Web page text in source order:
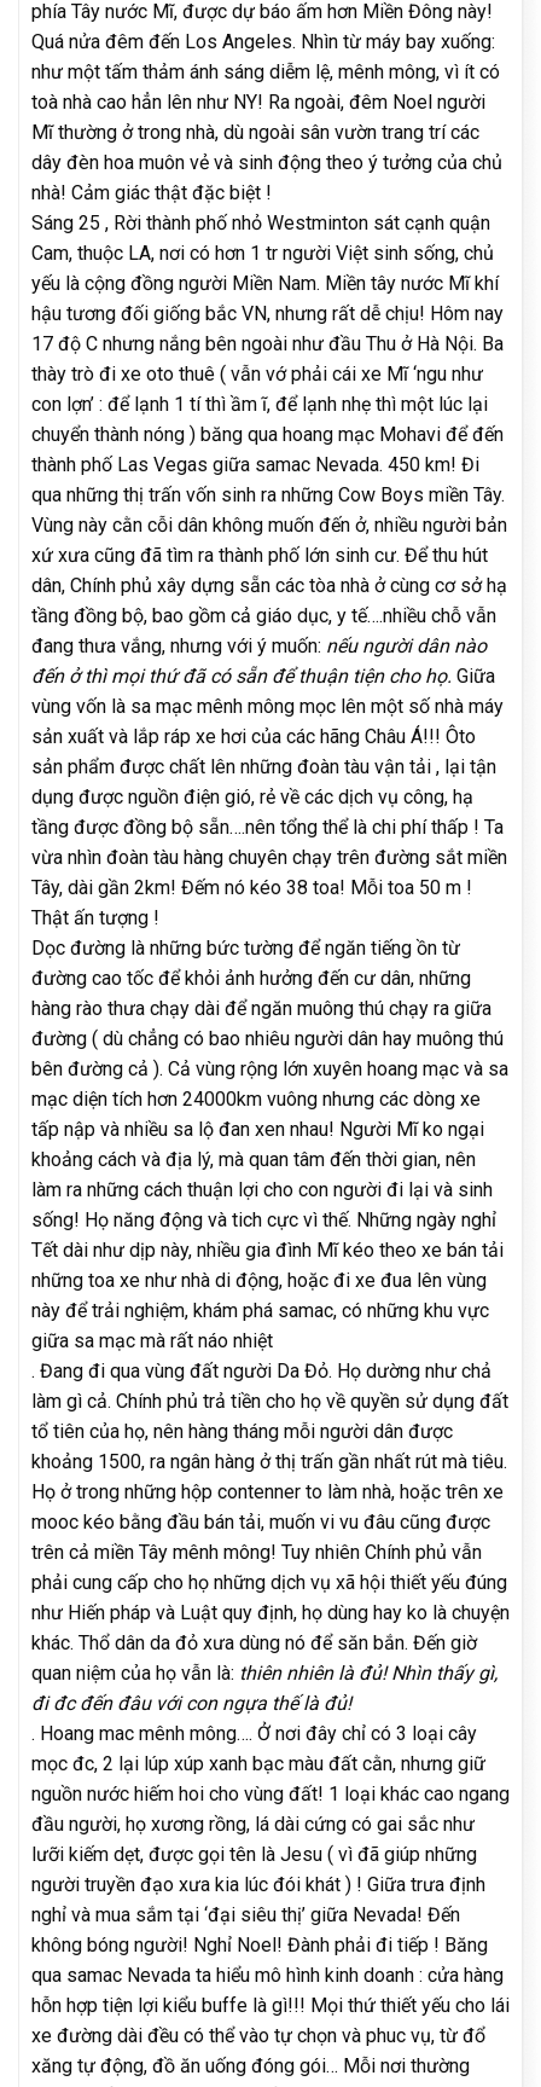
phía Tây nước Mĩ, được dự báo ấm hơn Miền Đông này!
Quá nửa đêm đến Los Angeles. Nhìn từ máy bay xuống:
như một tấm thảm ánh sáng diễm lệ, mênh mông, vì ít có
toà nhà cao hẳn lên như NY! Ra ngoài, đêm Noel người
Mĩ thường ở trong nhà, dù ngoài sân vườn trang trí các
dây đèn hoa muôn vẻ và sinh động theo ý tưởng của chủ
nhà! Cảm giác thật đặc biệt !
Sáng 25 , Rời thành phố nhỏ Westminton sát cạnh quận
Cam, thuộc LA, nơi có hơn 1 tr người Việt sinh sống, chủ
yếu là cộng đồng người Miền Nam. Miền tây nước Mĩ khí
hậu tương đối giống bắc VN, nhưng rất dễ chịu! Hôm nay
17 độ C nhưng nắng bên ngoài như đầu Thu ở Hà Nội. Ba
thày trò đi xe oto thuê ( vẫn vớ phải cái xe Mĩ ‘ngu như
con lợn’ : để lạnh 1 tí thì ầm ĩ, để lạnh nhẹ thì một lúc lại
chuyển thành nóng ) băng qua hoang mạc Mohavi để đến
thành phố Las Vegas giữa samac Nevada. 450 km! Đi
qua những thị trấn vốn sinh ra những Cow Boys miền Tây.
Vùng này cằn cỗi dân không muốn đến ở, nhiều người bản
xứ xưa cũng đã tìm ra thành phố lớn sinh cư. Để thu hút
dân, Chính phủ xây dựng sẵn các tòa nhà ở cùng cơ sở hạ
tầng đồng bộ, bao gồm cả giáo dục, y tế….nhiều chỗ vẫn
đang thưa vắng, nhưng với ý muốn: nếu người dân nào
đến ở thì mọi thứ đã có sẵn để thuận tiện cho họ. Giữa
vùng vốn là sa mạc mênh mông mọc lên một số nhà máy
sản xuất và lắp ráp xe hơi của các hãng Châu Á!!! Ôto
sản phẩm được chất lên những đoàn tàu vận tải , lại tận
dụng được nguồn điện gió, rẻ về các dịch vụ công, hạ
tầng được đồng bộ sẵn….nên tổng thể là chi phí thấp ! Ta
vừa nhìn đoàn tàu hàng chuyên chạy trên đường sắt miền
Tây, dài gần 2km! Đếm nó kéo 38 toa! Mỗi toa 50 m !
Thật ấn tượng !
Dọc đường là những bức tường để ngăn tiếng ồn từ
đường cao tốc để khỏi ảnh hưởng đến cư dân, những
hàng rào thưa chạy dài để ngăn muông thú chạy ra giữa
đường ( dù chẳng có bao nhiêu người dân hay muông thú
bên đường cả ). Cả vùng rộng lớn xuyên hoang mạc và sa
mạc diện tích hơn 24000km vuông nhưng các dòng xe
tấp nập và nhiều sa lộ đan xen nhau! Người Mĩ ko ngại
khoảng cách và địa lý, mà quan tâm đến thời gian, nên
làm ra những cách thuận lợi cho con người đi lại và sinh
sống! Họ năng động và tich cực vì thế. Những ngày nghỉ
Tết dài như dịp này, nhiều gia đình Mĩ kéo theo xe bán tải
những toa xe như nhà di động, hoặc đi xe đua lên vùng
này để trải nghiệm, khám phá samac, có những khu vực
giữa sa mạc mà rất náo nhiệt
. Đang đi qua vùng đất người Da Đỏ. Họ dường như chả
làm gì cả. Chính phủ trả tiền cho họ về quyền sử dụng đất
tổ tiên của họ, nên hàng tháng mỗi người dân được
khoảng 1500, ra ngân hàng ở thị trấn gần nhất rút mà tiêu.
Họ ở trong những hộp contenner to làm nhà, hoặc trên xe
mooc kéo bằng đầu bán tải, muốn vi vu đâu cũng được
trên cả miền Tây mênh mông! Tuy nhiên Chính phủ vẫn
phải cung cấp cho họ những dịch vụ xã hội thiết yếu đúng
như Hiến pháp và Luật quy định, họ dùng hay ko là chuyện
khác. Thổ dân da đỏ xưa dùng nó để săn bắn. Đến giờ
quan niệm của họ vẫn là: thiên nhiên là đủ! Nhìn thấy gì,
đi đc đến đâu với con ngựa thế là đủ!
. Hoang mac mênh mông…. Ở nơi đây chỉ có 3 loại cây
mọc đc, 2 lại lúp xúp xanh bạc màu đất cằn, nhưng giữ
nguồn nước hiếm hoi cho vùng đất! 1 loại khác cao ngang
đầu người, họ xương rồng, lá dài cứng có gai sắc như
lưỡi kiếm dẹt, được gọi tên là Jesu ( vì đã giúp những
người truyền đạo xưa kia lúc đói khát ) ! Giữa trưa định
nghỉ và mua sắm tại ‘đại siêu thị’ giữa Nevada! Đến
không bóng người! Nghỉ Noel! Đành phải đi tiếp ! Băng
qua samac Nevada ta hiểu mô hình kinh doanh : cửa hàng
hỗn hợp tiện lợi kiểu buffe là gì!!! Mọi thứ thiết yếu cho lái
xe đường dài đều có thể vào tự chọn và phuc vụ, từ đổ
xăng tự động, đồ ăn uống đóng gói… Mỗi nơi thường